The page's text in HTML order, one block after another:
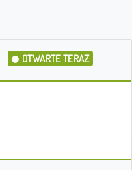
OTWARTE TERAZ